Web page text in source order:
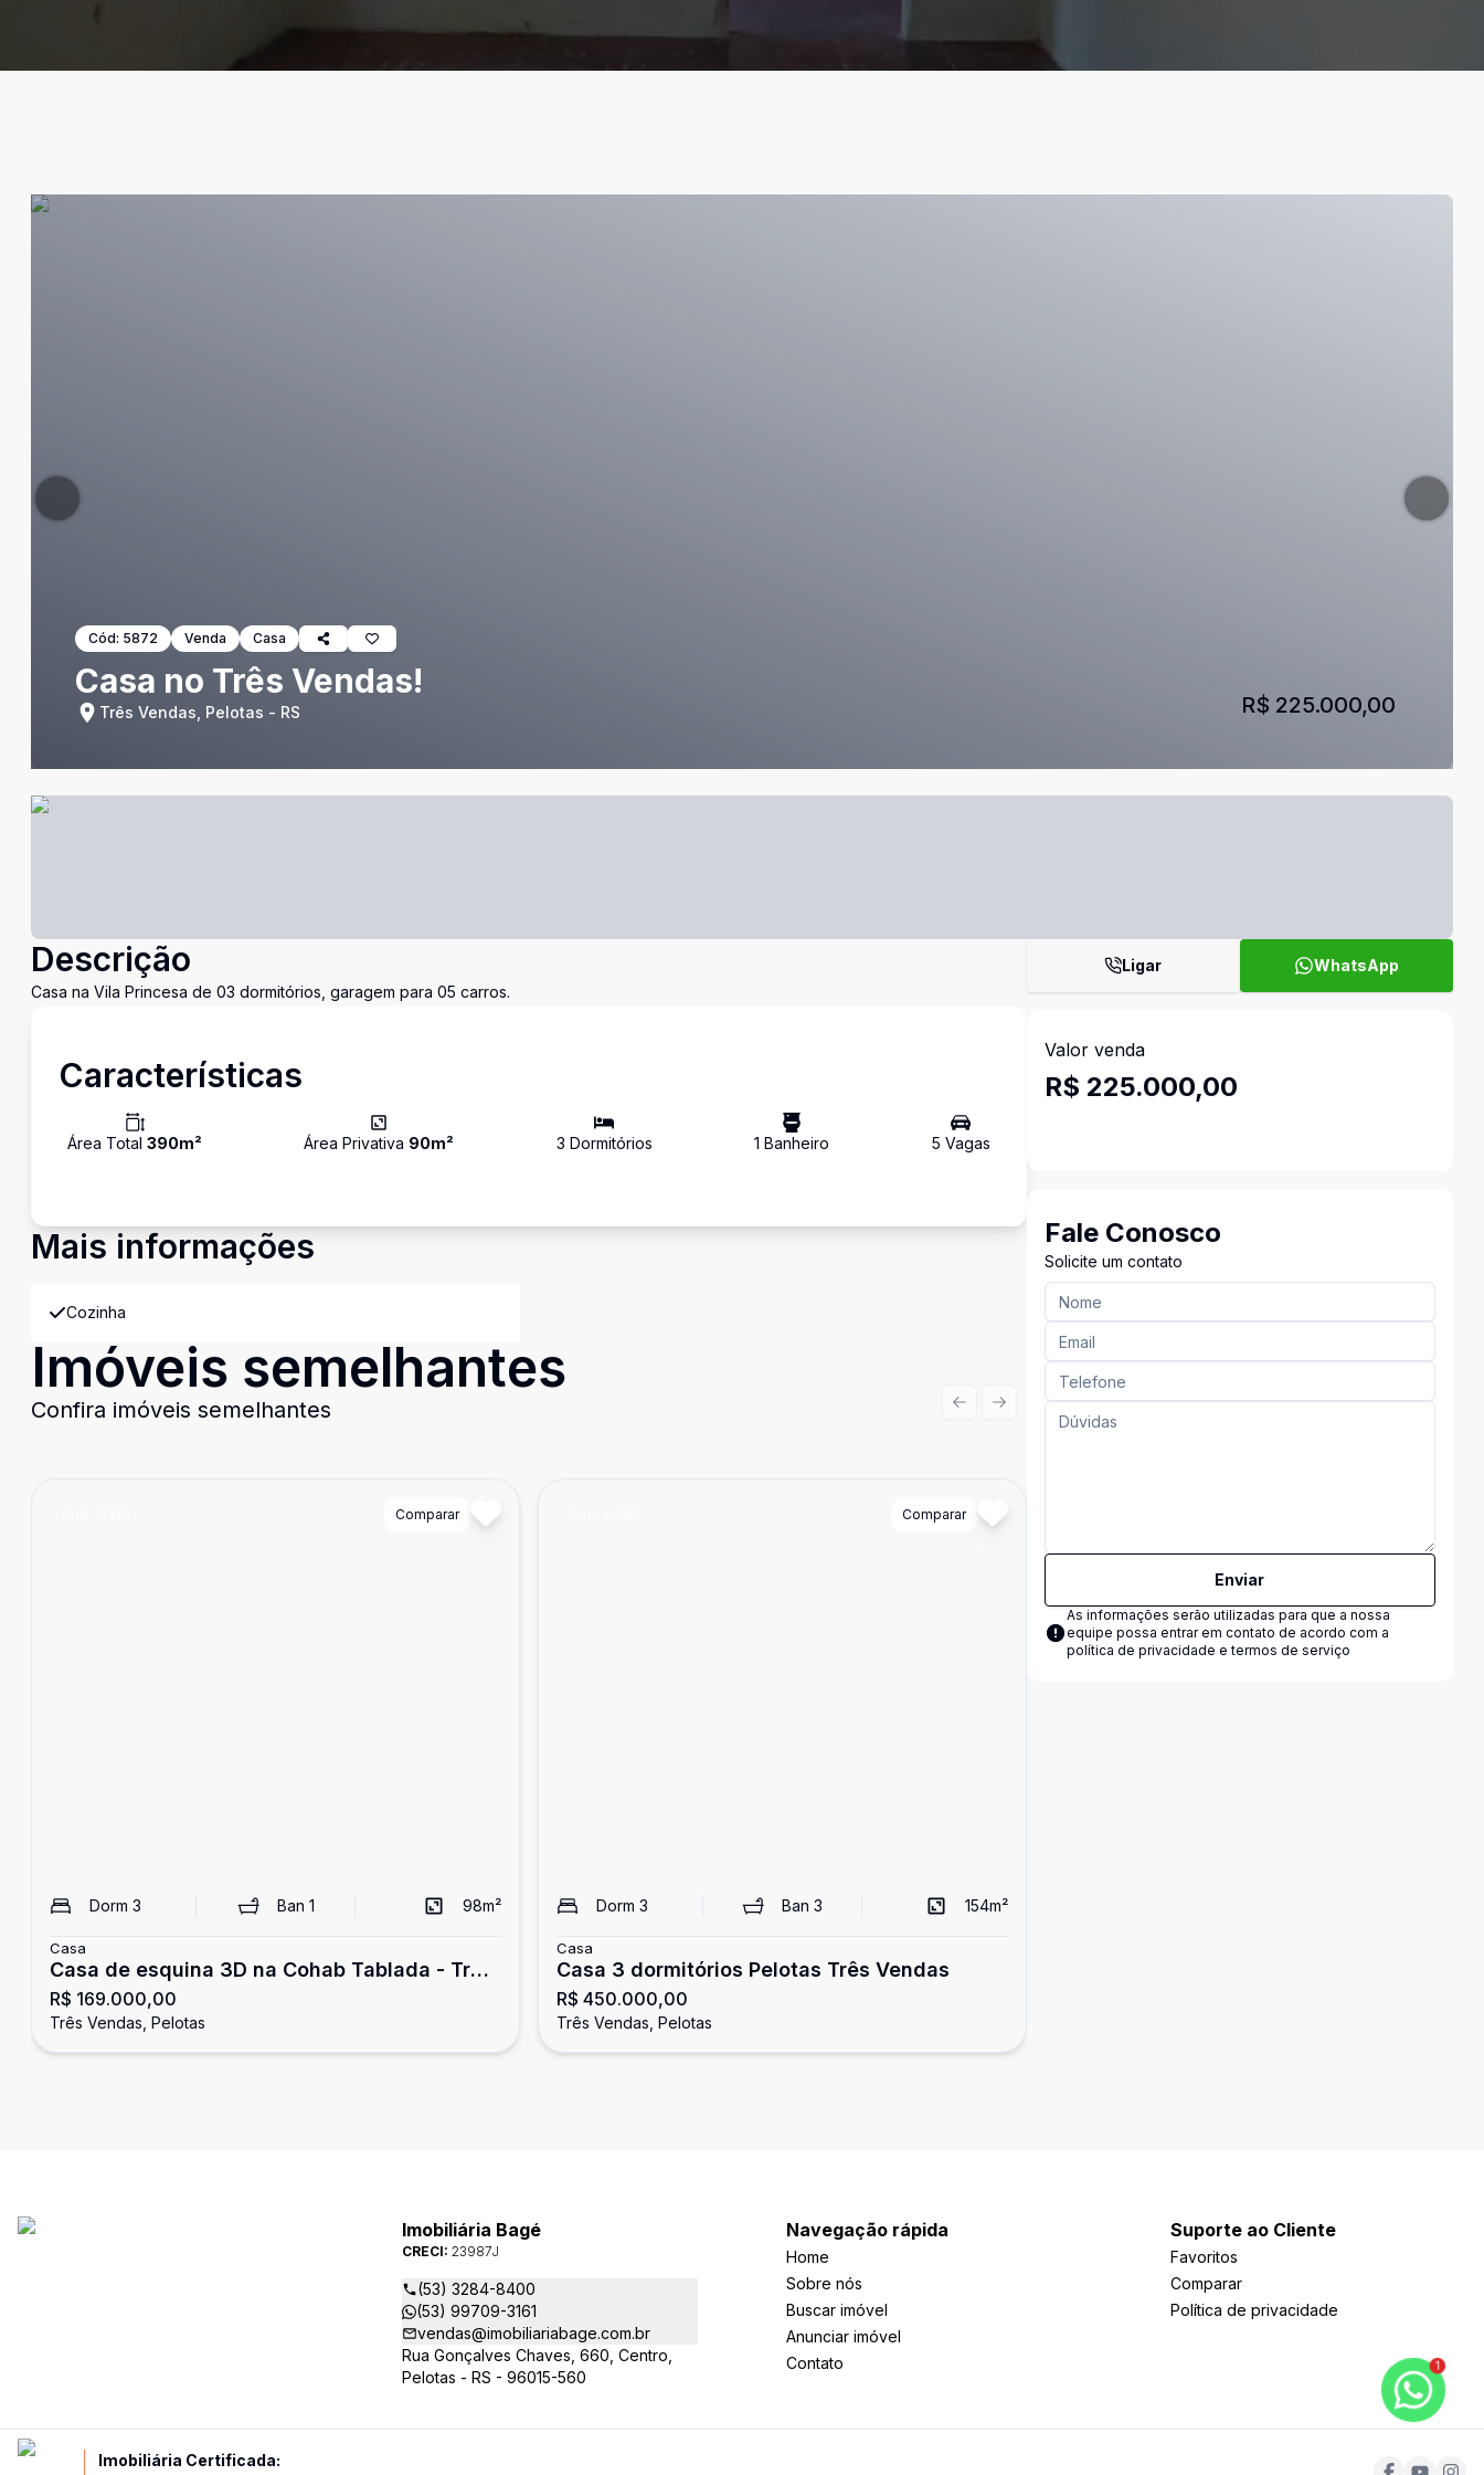
Cód: 5872 Venda Casa
Casa no Três Vendas!
Três Vendas, Pelotas - RS R$ 225.000,00
Descrição
Casa na Vila Princesa de 03 dormitórios, garagem para 05 carros.
Características
Área Total 390m² Área Privativa 90m² 3 Dormitórios 1 Banheiro 5 Vagas
Mais informações
Cozinha
Imóveis semelhantes
Confira imóveis semelhantes
Comparar
Dorm 3 Ban 1 98m²
Casa
Casa de esquina 3D na Cohab Tablada - Três
Vendas - Pelotas
R$ 169.000,00
Três Vendas, Pelotas
Comparar
Dorm 3 Ban 3 154m²
Casa
Casa 3 dormitórios Pelotas Três Vendas
R$ 450.000,00
Três Vendas, Pelotas
Previous slide
Next slide
Ligar WhatsApp
Valor venda
R$ 225.000,00
Fale Conosco
Solicite um contato
Enviar
As informações serão utilizadas para que a nossa
equipe possa entrar em contato de acordo com a
política de privacidade e termos de serviço
Imobiliária Bagé
CRECI: 23987J
(53) 3284-8400
(53) 99709-3161
vendas@imobiliariabage.com.br
Rua Gonçalves Chaves, 660, Centro,
Pelotas - RS - 96015-560
Navegação rápida
Home
Sobre nós
Buscar imóvel
Anunciar imóvel
Contato
Suporte ao Cliente
Favoritos
Comparar
Política de privacidade
Imobiliária Certificada:
1